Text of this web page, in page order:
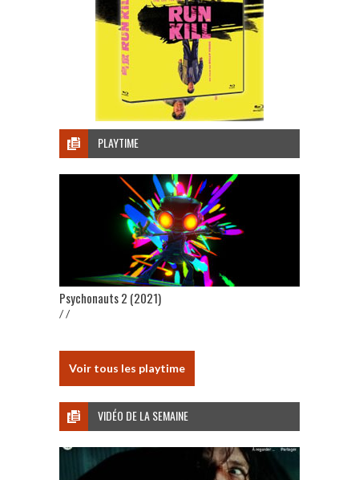
PLAYTIME
Psychonauts 2 (2021)
/ /
Voir tous les playtime
VIDÉO DE LA SEMAINE